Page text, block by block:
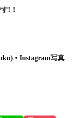
!！
• Instagram写真